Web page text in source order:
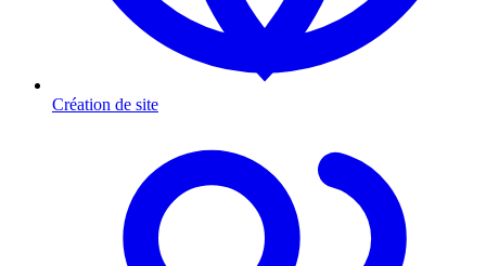
Création de site